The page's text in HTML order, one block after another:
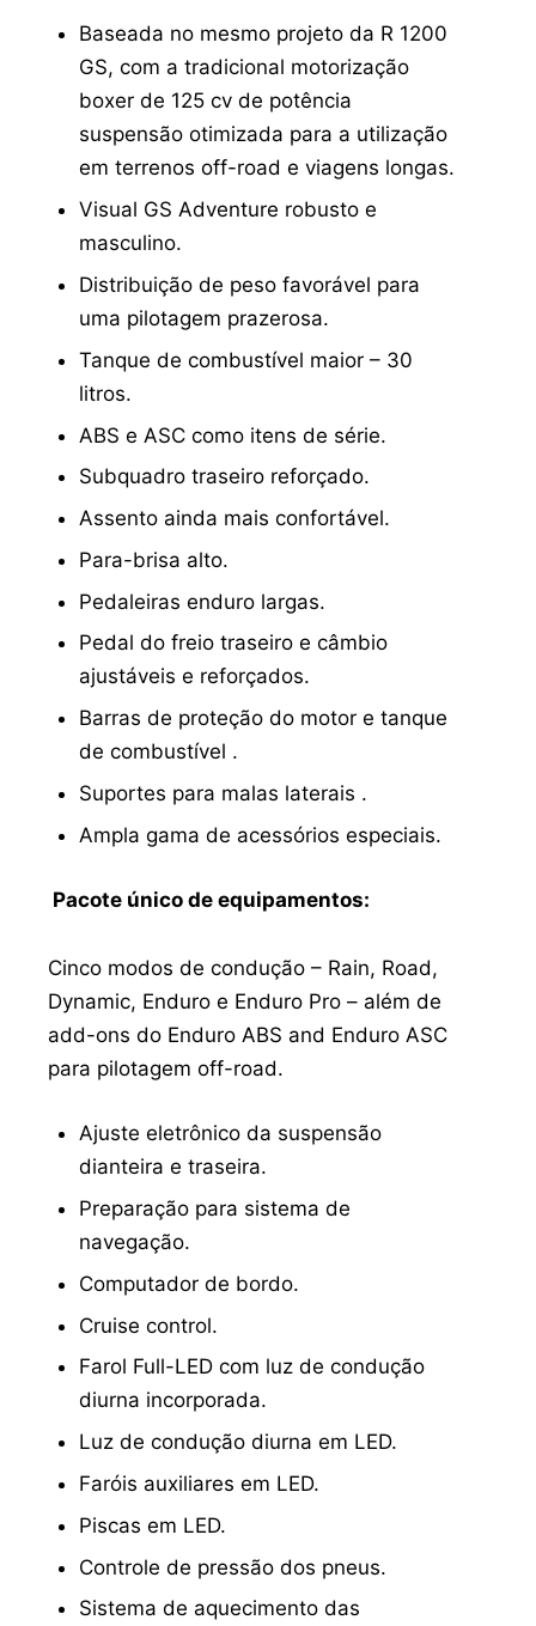
Baseada no mesmo projeto da R 1200
GS, com a tradicional motorização
boxer de 125 cv de potência
suspensão otimizada para a utilização
em terrenos off-road e viagens longas.
Visual GS Adventure robusto e
masculino.
Distribuição de peso favorável para
uma pilotagem prazerosa.
Tanque de combustível maior – 30
litros.
ABS e ASC como itens de série.
Subquadro traseiro reforçado.
Assento ainda mais confortável.
Para-brisa alto.
Pedaleiras enduro largas.
Pedal do freio traseiro e câmbio
ajustáveis e reforçados.
Barras de proteção do motor e tanque
de combustível .
Suportes para malas laterais .
Ampla gama de acessórios especiais.
Pacote único de equipamentos:
Cinco modos de condução – Rain, Road,
Dynamic, Enduro e Enduro Pro – além de
add-ons do Enduro ABS and Enduro ASC
para pilotagem off-road.
Ajuste eletrônico da suspensão
dianteira e traseira.
Preparação para sistema de
navegação.
Computador de bordo.
Cruise control.
Farol Full-LED com luz de condução
diurna incorporada.
Luz de condução diurna em LED.
Faróis auxiliares em LED.
Piscas em LED.
Controle de pressão dos pneus.
Sistema de aquecimento das